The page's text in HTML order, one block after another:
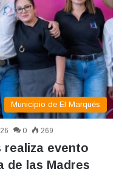
Municipio de El Marqués
0 269
realiza evento
de las Madres